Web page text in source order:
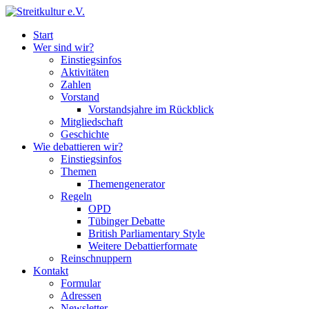
Start
Wer sind wir?
Einstiegsinfos
Aktivitäten
Zahlen
Vorstand
Vorstandsjahre im Rückblick
Mitgliedschaft
Geschichte
Wie debattieren wir?
Einstiegsinfos
Themen
Themengenerator
Regeln
OPD
Tübinger Debatte
British Parliamentary Style
Weitere Debattierformate
Reinschnuppern
Kontakt
Formular
Adressen